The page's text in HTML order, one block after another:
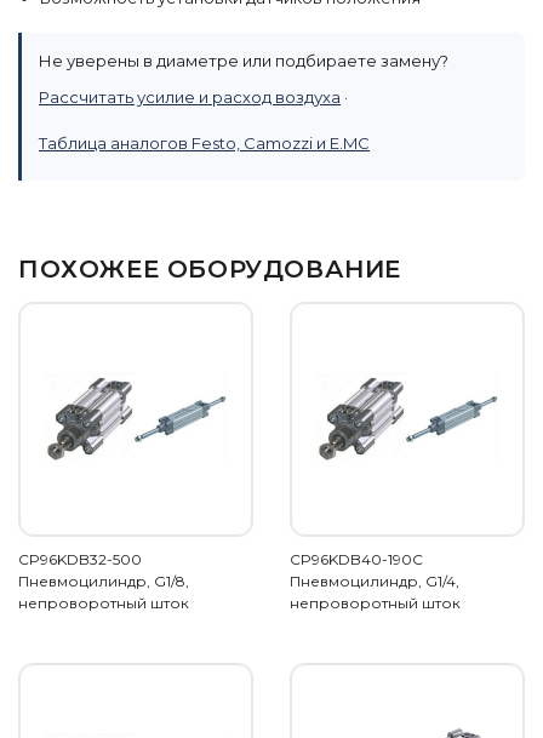
Не уверены в диаметре или подбираете замену?
Рассчитать усилие и расход воздуха ·
Таблица аналогов Festo, Camozzi и E.MC
ПОХОЖЕЕ ОБОРУДОВАНИЕ
CP96KDB32-500
Пневмоцилиндр, G1/8,
непроворотный шток
CP96KDB40-190C
Пневмоцилиндр, G1/4,
непроворотный шток